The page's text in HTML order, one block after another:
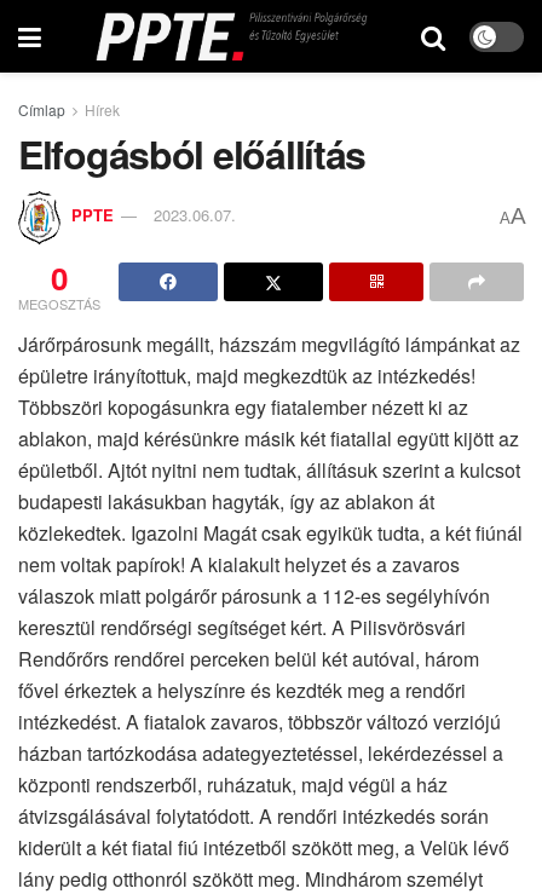
Címlap Hírek
Elfogásból előállítás
PPTE 2023.06.07. AA
0
MEGOSZTÁS
Járőrpárosunk megállt, házszám megvilágító lámpánkat az
épületre irányítottuk, majd megkezdtük az intézkedés!
Többszöri kopogásunkra egy fiatalember nézett ki az
ablakon, majd kérésünkre másik két fiatallal együtt kijött az
épületből. Ajtót nyitni nem tudtak, állításuk szerint a kulcsot
budapesti lakásukban hagyták, így az ablakon át
közlekedtek. Igazolni Magát csak egyikük tudta, a két fiúnál
nem voltak papírok! A kialakult helyzet és a zavaros
válaszok miatt polgárőr párosunk a 112-es segélyhívón
keresztül rendőrségi segítséget kért. A Pilisvörösvári
Rendőrőrs rendőrei perceken belül két autóval, három
fővel érkeztek a helyszínre és kezdték meg a rendőri
intézkedést. A fiatalok zavaros, többször változó verziójú
házban tartózkodása adategyeztetéssel, lekérdezéssel a
központi rendszerből, ruházatuk, majd végül a ház
átvizsgálásával folytatódott. A rendőri intézkedés során
kiderült a két fiatal fiú intézetből szökött meg, a Velük lévő
lány pedig otthonról szökött meg. Mindhárom személyt